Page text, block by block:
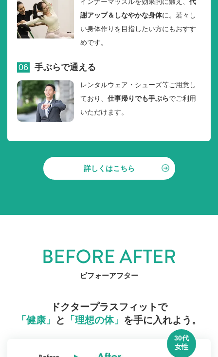
インナーマッスルを効果的に鍛え、 代
謝アップ＆しなやかな身体に。若々し
い身体作りを目指したい方にもおすす
めです。
06 手ぶらで通える
レンタルウェア・シューズ等ご用意し
ており、 仕事帰りでも手ぶらでご利用
いただけます。
詳しくはこちら
ビフォーアフター
ドクタープラスフィットで
「健康」
と 「理想の体」 を手に入れよう。
30代
女性